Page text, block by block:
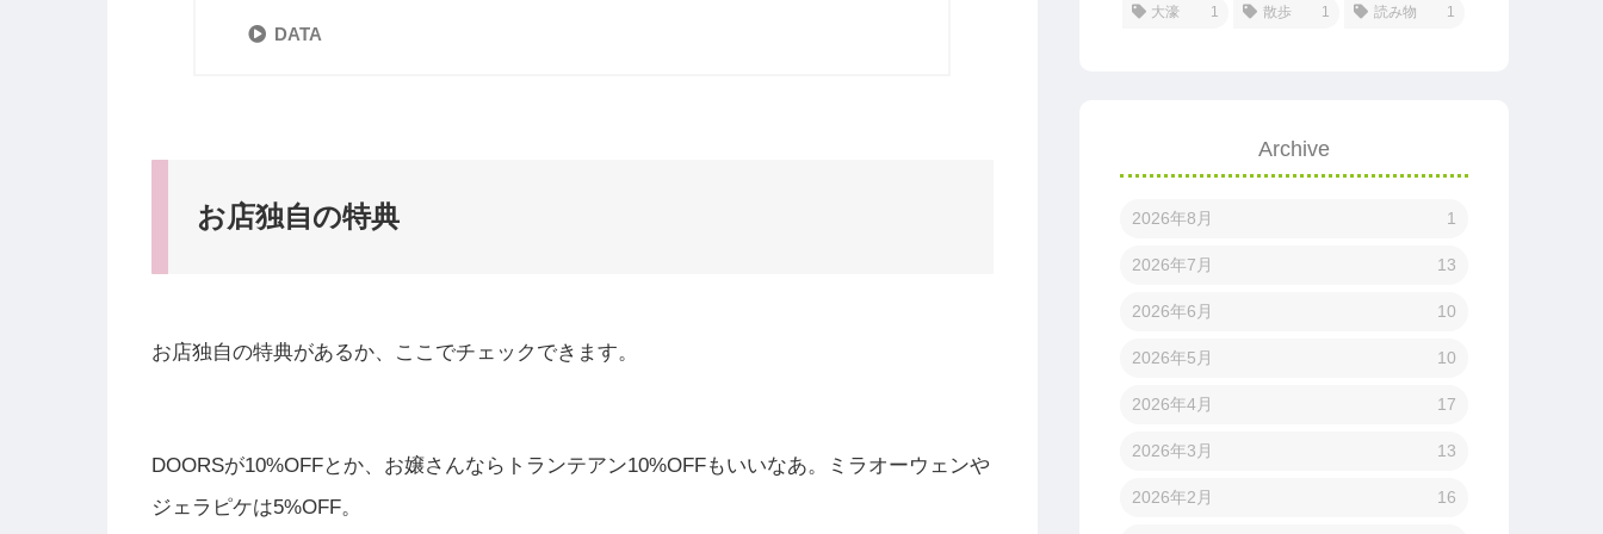
DATA
お店独自の特典
お店独自の特典があるか、ここでチェックできます。
DOORSが10%OFFとか、お嬢さんならトランテアン10%OFFもいいなあ。ミラオーウェンや
ジェラピケは5%OFF。
大濠 1 散歩 1 読み物 1
Archive
2026年8月 1
2026年7月 13
2026年6月 10
2026年5月 10
2026年4月 17
2026年3月 13
2026年2月 16